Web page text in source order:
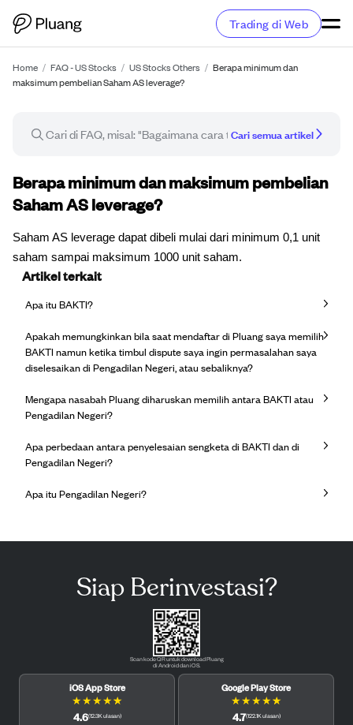
Trading di Web
Home / FAQ - US Stocks / US Stocks Others / Berapa minimum dan
maksimum pembelian Saham AS leverage?
Cari semua artikel
Artikel FAQ
Berapa minimum dan maksimum pembelian
Saham AS leverage?
Saham AS leverage dapat dibeli mulai dari minimum 0,1 unit
saham sampai maksimum 1000 unit saham.
Artikel terkait
Apa itu BAKTI?
Apakah memungkinkan bila saat mendaftar di Pluang saya memilih
BAKTI namun ketika timbul dispute saya ingin permasalahan saya
diselesaikan di Pengadilan Negeri, atau sebaliknya?
Mengapa nasabah Pluang diharuskan memilih antara BAKTI atau
Pengadilan Negeri?
Apa perbedaan antara penyelesaian sengketa di BAKTI dan di
Pengadilan Negeri?
Apa itu Pengadilan Negeri?
Siap Berinvestasi?
Scan kode QR untuk download Pluang
di Android dan iOS.
iOS App Store
★★★★★
4.6(12.3K ulasan)
Google Play Store
★★★★★
4.7(122.1K ulasan)